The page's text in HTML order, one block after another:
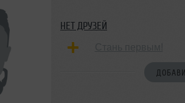
НЕТ ДРУЗЕЙ